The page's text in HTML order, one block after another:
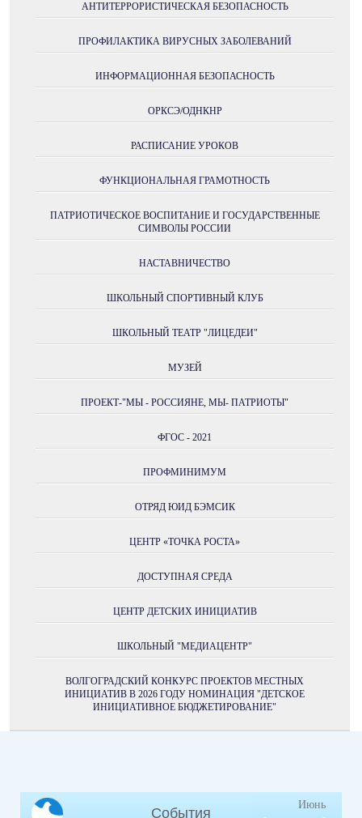
АНТИТЕРРОРИСТИЧЕСКАЯ БЕЗОПАСНОСТЬ
ПРОФИЛАКТИКА ВИРУСНЫХ ЗАБОЛЕВАНИЙ
ИНФОРМАЦИОННАЯ БЕЗОПАСНОСТЬ
ОРКСЭ/ОДНКНР
РАСПИСАНИЕ УРОКОВ
ФУНКЦИОНАЛЬНАЯ ГРАМОТНОСТЬ
ПАТРИОТИЧЕСКОЕ ВОСПИТАНИЕ И ГОСУДАРСТВЕННЫЕ
СИМВОЛЫ РОССИИ
НАСТАВНИЧЕСТВО
ШКОЛЬНЫЙ СПОРТИВНЫЙ КЛУБ
ШКОЛЬНЫЙ ТЕАТР "ЛИЦЕДЕИ"
МУЗЕЙ
ПРОЕКТ-"МЫ - РОССИЯНЕ, МЫ- ПАТРИОТЫ"
ФГОС - 2021
ПРОФМИНИМУМ
ОТРЯД ЮИД БЭМСИК
ЦЕНТР «ТОЧКА РОСТА»
ДОСТУПНАЯ СРЕДА
ЦЕНТР ДЕТСКИХ ИНИЦИАТИВ
ШКОЛЬНЫЙ "МЕДИАЦЕНТР"
ВОЛГОГРАДСКИЙ КОНКУРС ПРОЕКТОВ МЕСТНЫХ
ИНИЦИАТИВ В 2026 ГОДУ НОМИНАЦИЯ "ДЕТСКОЕ
ИНИЦИАТИВНОЕ БЮДЖЕТИРОВАНИЕ"
События
Июнь